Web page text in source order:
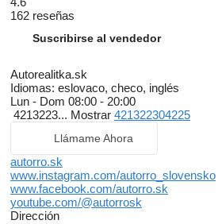
162 reseñas
Suscribirse al vendedor
Autorealitka.sk
Idiomas: eslovaco, checo, inglés
Lun - Dom 08:00 - 20:00
4213223... Mostrar 421322304225
Llámame Ahora
autorro.sk
www.instagram.com/autorro_slovensko
www.facebook.com/autorro.sk
youtube.com/@autorrosk
Dirección